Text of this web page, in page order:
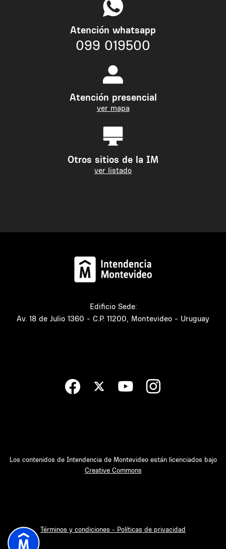
Atención whatsapp
099 019500
Atención presencial
ver mapa
Otros sitios de la IM
ver listado
Edificio Sede:
Av. 18 de Julio 1360 - C.P. 11200, Montevideo - Uruguay
Los contenidos de Intendencia de Montevideo están licenciados bajo
Creative Commons
Términos y condiciones - Políticas de privacidad